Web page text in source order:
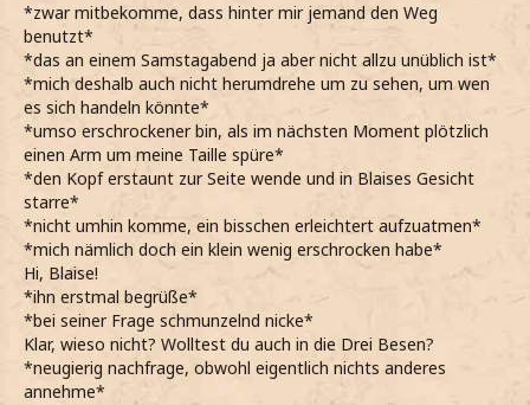
*zwar mitbekomme, dass hinter mir jemand den Weg
benutzt*
*das an einem Samstagabend ja aber nicht allzu unüblich ist*
*mich deshalb auch nicht herumdrehe um zu sehen, um wen
es sich handeln könnte*
*umso erschrockener bin, als im nächsten Moment plötzlich
einen Arm um meine Taille spüre*
*den Kopf erstaunt zur Seite wende und in Blaises Gesicht
starre*
*nicht umhin komme, ein bisschen erleichtert aufzuatmen*
*mich nämlich doch ein klein wenig erschrocken habe*
Hi, Blaise!
*ihn erstmal begrüße*
*bei seiner Frage schmunzelnd nicke*
Klar, wieso nicht? Wolltest du auch in die Drei Besen?
*neugierig nachfrage, obwohl eigentlich nichts anderes
annehme*